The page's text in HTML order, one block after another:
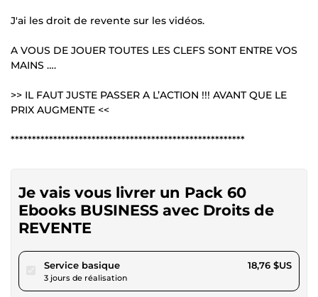
J'ai les droit de revente sur les vidéos.
A VOUS DE JOUER TOUTES LES CLEFS SONT ENTRE VOS
MAINS ….
>> IL FAUT JUSTE PASSER A L’ACTION !!! AVANT QUE LE
PRIX AUGMENTE <<
*******************************************************
Je vais vous livrer un Pack 60
Ebooks BUSINESS avec Droits de
REVENTE
Service basiquepour 17,28 $US
3 jours de réalisation
18,76 $US